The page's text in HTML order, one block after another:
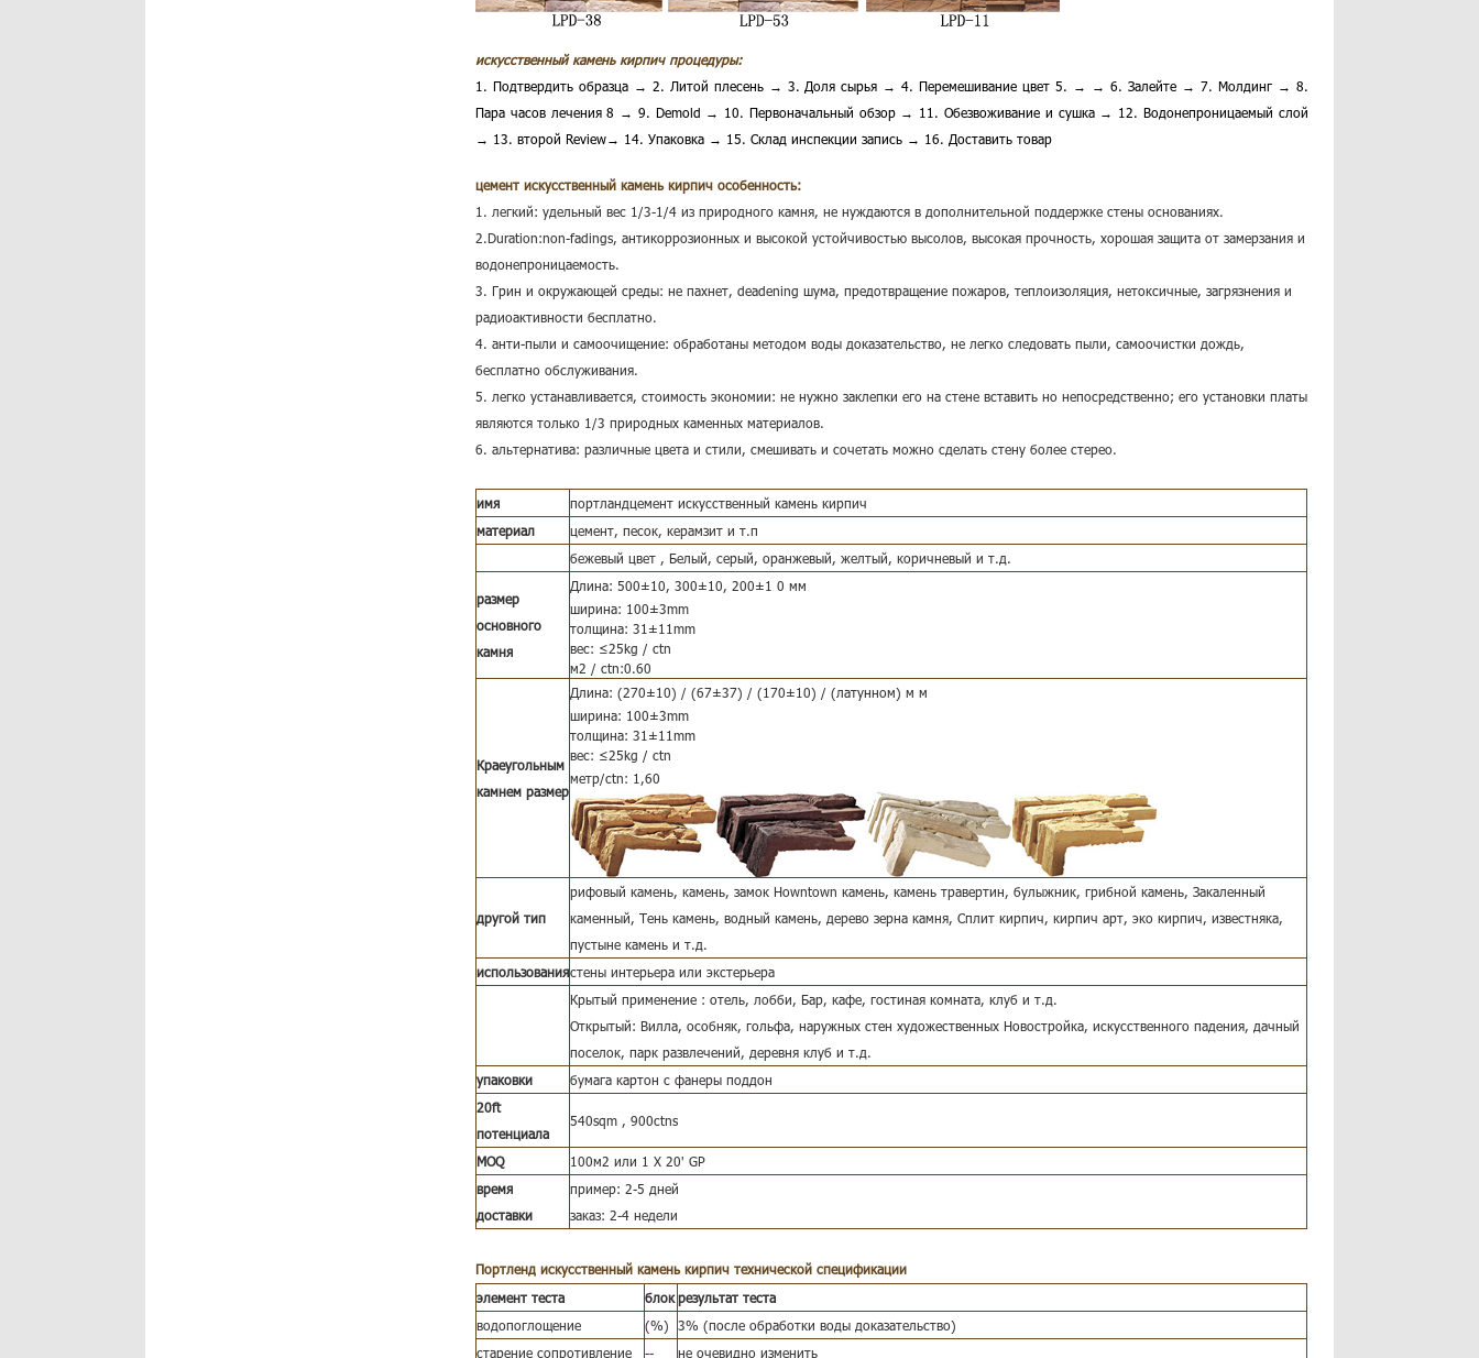
искусственный камень кирпич процедуры:
1. Подтвердить образца → 2. Литой плесень → 3. Доля сырья → 4. Перемешивание цвет 5. → → 6. Залейте → 7. Молдинг → 8.
Пара часов лечения 8 → 9. Demold → 10. Первоначальный обзор → 11. Обезвоживание и сушка → 12. Водонепроницаемый слой
→ 13. второй Review→ 14. Упаковка → 15. Склад инспекции запись → 16. Доставить товар
цемент искусственный камень кирпич особенность:
1. легкий: удельный вес 1/3-1/4 из природного камня, не нуждаются в дополнительной поддержке стены основаниях.
2.Duration:non-fadings, антикоррозионных и высокой устойчивостью высолов, высокая прочность, хорошая защита от замерзания и
водонепроницаемость.
3. Грин и окружающей среды: не пахнет, deadening шума, предотвращение пожаров, теплоизоляция, нетоксичные, загрязнения и
радиоактивности бесплатно.
4. анти-пыли и самоочищение: обработаны методом воды доказательство, не легко следовать пыли, самоочистки дождь,
бесплатно обслуживания.
5. легко устанавливается, стоимость экономии: не нужно заклепки его на стене вставить но непосредственно; его установки платы
являются только 1/3 природных каменных материалов.
6. альтернатива: различные цвета и стили, смешивать и сочетать можно сделать стену более стерео.
имя
портландцемент искусственный камень кирпич
материал
цемент, песок, керамзит и т.п
бежевый цвет , Белый, серый, оранжевый, желтый, коричневый и т.д.
размер
основного
камня
Длина: 500±10, 300±10, 200±1 0 мм
ширина: 100±3mm
толщина: 31±11mm
вес: ≤25kg / ctn
м2 / ctn:0.60
Краеугольным
камнем размер
Длина: (270±10) / (67±37) / (170±10) / (латунном) м м
ширина: 100±3mm
толщина: 31±11mm
вес: ≤25kg / ctn
метр/ctn: 1,60
другой тип
рифовый камень, камень, замок Howntown камень, камень травертин, булыжник, грибной камень, Закаленный
каменный, Тень камень, водный камень, дерево зерна камня, Сплит кирпич, кирпич арт, эко кирпич, известняка,
пустыне камень и т.д.
использованиястены интерьера или экстерьера
Крытый применение : отель, лобби, Бар, кафе, гостиная комната, клуб и т.д.
Открытый: Вилла, особняк, гольфа, наружных стен художественных Новостройка, искусственного падения, дачный
поселок, парк развлечений, деревня клуб и т.д.
упаковки
бумага картон с фанеры поддон
20ft
потенциала
540sqm , 900ctns
MOQ
100м2 или 1 X 20' GP
время
доставки
пример: 2-5 дней
заказ: 2-4 недели
Портленд искусственный камень кирпич технической спецификации
элемент теста
блок результат теста
водопоглощение
(%)
3% (после обработки воды доказательство)
старение сопротивление
-- не очевидно изменить